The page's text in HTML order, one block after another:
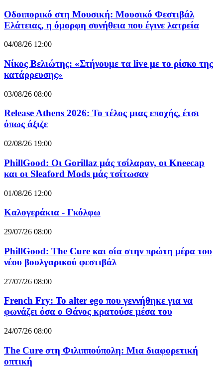
Οδοιπορικό στη Μουσική: Μουσικό Φεστιβάλ
Ελάτειας, η όμορφη συνήθεια που έγινε λατρεία
04/08/26 12:00
Νίκος Βελιώτης: «Στήνουμε τα live με το ρίσκο της
κατάρρευσης»
03/08/26 08:00
Release Athens 2026: Το τέλος μιας εποχής, έτσι
όπως άξιζε
02/08/26 19:00
PhillGood: Οι Gorillaz μάς τσίλαραν, οι Kneecap
και οι Sleaford Mods μάς τσίτωσαν
01/08/26 12:00
Καλογεράκια - Γκόλφω
29/07/26 08:00
PhillGood: The Cure και σία στην πρώτη μέρα του
νέου βουλγαρικού φεστιβάλ
27/07/26 08:00
French Fry: Το alter ego που γεννήθηκε για να
φωνάζει όσα ο Θάνος κρατούσε μέσα του
24/07/26 08:00
The Cure στη Φιλιππούπολη: Μια διαφορετική
οπτική